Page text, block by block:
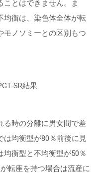
ことはできません。ま
均衡は、染色体全体が転
モノソミーとの区別もつ
SR結果
る時の分離に男女間で差
は均衡型が80 ％前後に見
均衡型と不均衡型が50 ％
転座を持つ場合は流産に